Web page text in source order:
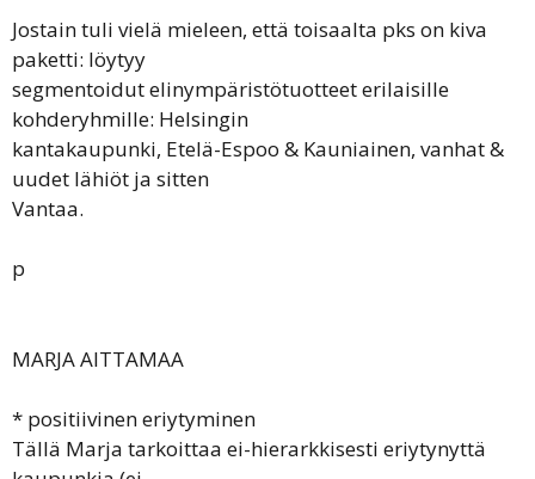
Jostain tuli vielä mieleen, että toisaalta pks on kiva
paketti: löytyy
segmentoidut elinympäristötuotteet erilaisille
kohderyhmille: Helsingin
kantakaupunki, Etelä-Espoo & Kauniainen, vanhat &
uudet lähiöt ja sitten
Vantaa.
p
MARJA AITTAMAA
* positiivinen eriytyminen
Tällä Marja tarkoittaa ei-hierarkkisesti eriytynyttä